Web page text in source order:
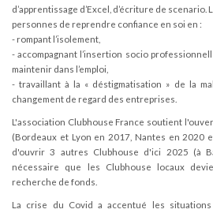
d’apprentissage d’Excel, d’écriture de
personnes de reprendre confiance en soi en :
- rompant l’isolement,
- accompagnant l’insertion socio
maintenir dans l’emploi,
- travaillant à la « déstigmatisation » de la
changement de regard des entreprises.
L'association Clubhouse France soutient
(Bordeaux et Lyon en 2017, Nantes en 2020
d'ouvrir 3 autres Clubhouse d'ici 2025 (à
nécessaire que les Clubhouse locaux
recherche de fonds.
La crise du Covid a accentué les